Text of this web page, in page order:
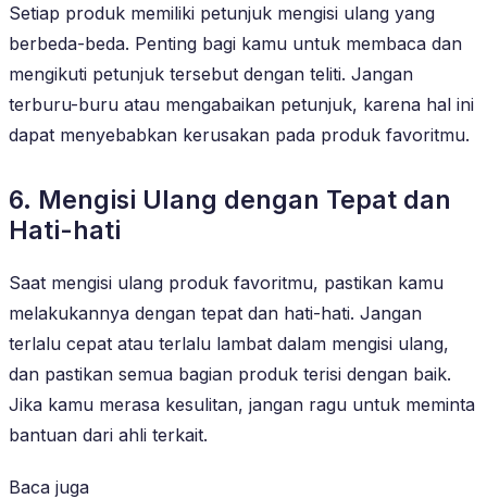
Setiap produk memiliki petunjuk mengisi ulang yang
berbeda-beda. Penting bagi kamu untuk membaca dan
mengikuti petunjuk tersebut dengan teliti. Jangan
terburu-buru atau mengabaikan petunjuk, karena hal ini
dapat menyebabkan kerusakan pada produk favoritmu.
6. Mengisi Ulang dengan Tepat dan
Hati-hati
Saat mengisi ulang produk favoritmu, pastikan kamu
melakukannya dengan tepat dan hati-hati. Jangan
terlalu cepat atau terlalu lambat dalam mengisi ulang,
dan pastikan semua bagian produk terisi dengan baik.
Jika kamu merasa kesulitan, jangan ragu untuk meminta
bantuan dari ahli terkait.
Baca juga